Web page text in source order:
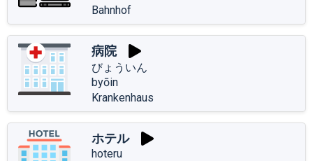
Bahnhof
病院
びょういん
byōin
Krankenhaus
ホテル
hoteru